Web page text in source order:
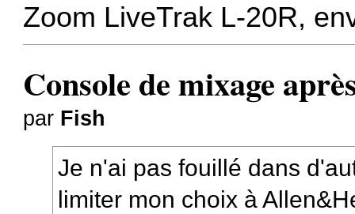
Zoom LiveTrak L-20R,
Console de mixage
par Fish
Je n'ai pas fouillé dans
limiter mon choix à